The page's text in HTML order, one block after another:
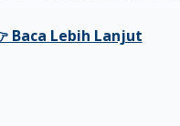
rehabilitasi serta